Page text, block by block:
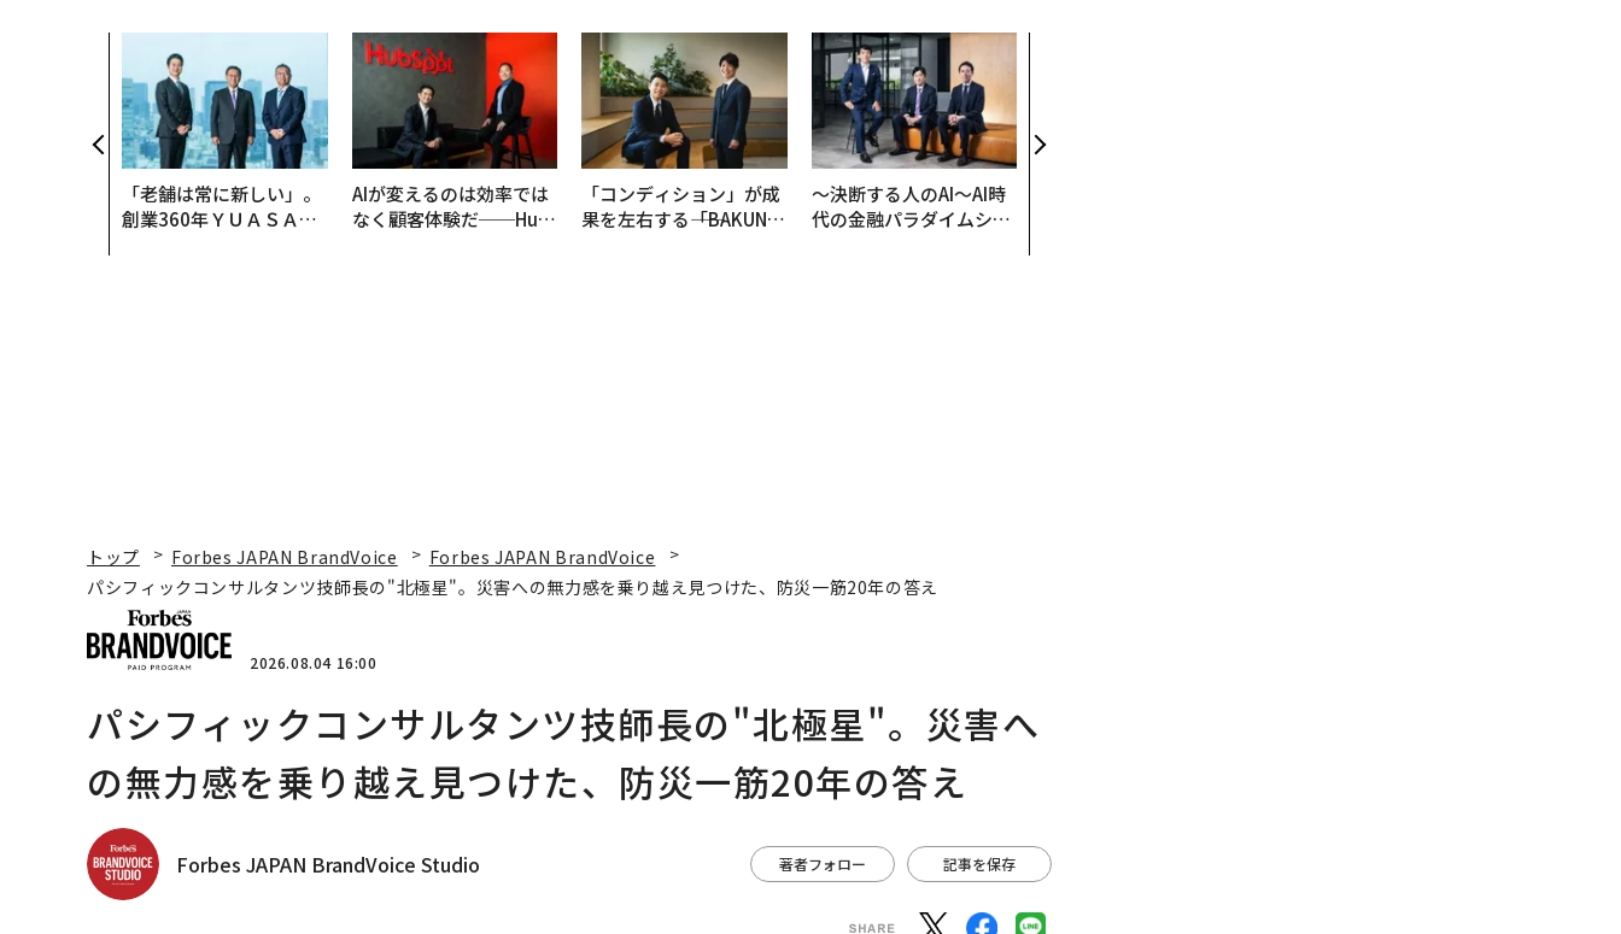
「老舗は常に新しい」。
創業360年ＹＵＡＳＡと
AIが変えるのは効率では
なく顧客体験だ──Hub
「コンディション」が成
果を左右する――「BAKUN
〜決断する人のAI〜AI時
代の金融パラダイムシフ
トップ Forbes JAPAN BrandVoice
Forbes JAPAN BrandVoice
パシフィックコンサルタンツ技師長の"北極星"。災害への無力感を乗り越え見つけた、防災一筋20年の答え
2026.08.04 16:00
パシフィックコンサルタンツ技師長の"北極星"。災害へ
の無力感を乗り越え見つけた、防災一筋20年の答え
Forbes JAPAN BrandVoice Studio 著者フォロー 記事を保存